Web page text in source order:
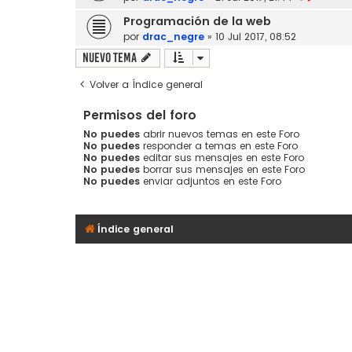
Programación de la web
por drac_negre » 10 Jul 2017, 08:52
Nuevo Tema
Volver a Índice general
Permisos del foro
No puedes abrir nuevos temas en este Foro
No puedes responder a temas en este Foro
No puedes editar sus mensajes en este Foro
No puedes borrar sus mensajes en este Foro
No puedes enviar adjuntos en este Foro
Índice general